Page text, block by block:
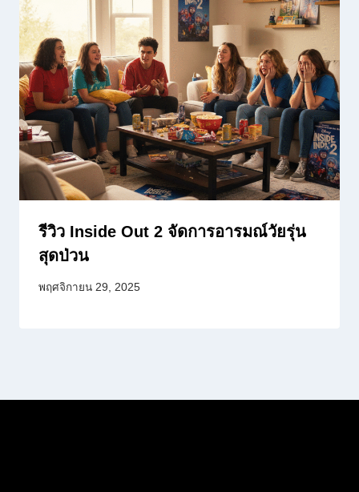
รีวิว Inside Out 2 จัดการอารมณ์วัยรุ่น
สุดป่วน
พฤศจิกายน 29, 2025